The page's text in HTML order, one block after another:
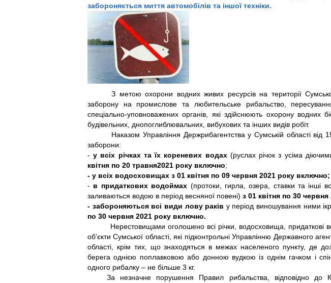
забороняється миття автомобілів та іншої техніки.
З метою охорони водних живих ресурсів на території
заборону на промислове та любительське рибальство,
спеціально-уповноважених органів, які здійснюють охорону водних
будівельних, днопоглиблювальних, вибухових та інших видів робіт.
Наказом Управління Держрибагентства у Сумській області
заборони:
-у всіх річках та їх кореневих водах (руслах річок з усіма
квітня по 20 травня2021 року включно;
- у всіх водосховищах з 01 квітня по 09 червня 2021 року включно;
- в придаткових водоймах (протоки, гирла, озера, ставки та інші
заливаються водою в період весняної повені) з 01 квітня по 30 червня
- забороняютьсявсі види ловураків у період виношування ними
по 30 червня 2021 року включно.
Нерестовищами оголошено всі річки, водосховища, придаткові
об’єкти Сумської області, які підконтрольні Управлінню Державного
області, крім тих, що знаходяться в межах населеного пункту, де д
берега однією поплавковою або донною вудкою із однім гачком і
одного рибалку – не більше 3 кг.
За незначне порушення Правил рибальства, відповідно до